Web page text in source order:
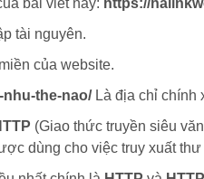
bài viết này: https://
tài nguyên.
của website.
the-nao/ Là địa chỉ chính
(Giao thức truyền siêu
dùng cho việc truy xuất thư